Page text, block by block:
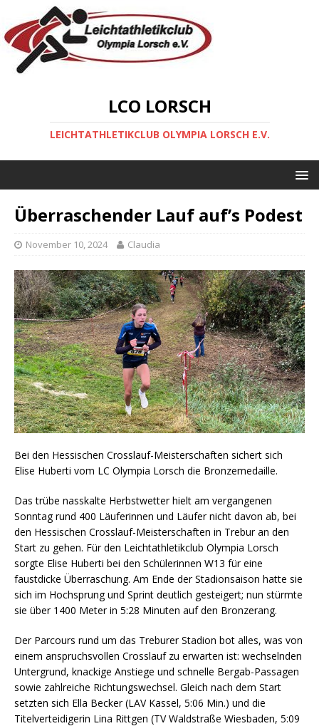
LCO LORSCH
LEICHTATHLETIKCLUB OLYMPIA LORSCH E.V.
Überraschender Lauf auf’s Podest
November 10, 2024 Claudia
Bei den Hessischen Crosslauf-Meisterschaften sichert sich
Elise Huberti vom LC Olympia Lorsch die Bronzemedaille.
Das trübe nasskalte Herbstwetter hielt am vergangenen
Sonntag rund 400 Läuferinnen und Läufer nicht davon ab, bei
den Hessischen Crosslauf-Meisterschaften in Trebur an den
Start zu gehen. Für den Leichtathletikclub Olympia Lorsch
sorgte Elise Huberti bei den Schülerinnen W13 für eine
faustdicke Überraschung. Am Ende der Stadionsaison hatte sie
sich im Hochsprung und Sprint deutlich gesteigert; nun stürmte
sie über 1400 Meter in 5:28 Minuten auf den Bronzerang.
Der Parcours rund um das Treburer Stadion bot alles, was von
einem anspruchsvollen Crosslauf zu erwarten ist: wechselnden
Untergrund, knackige Anstiege und schnelle Bergab-Passagen
sowie zahlreiche Richtungswechsel. Gleich nach dem Start
setzten sich Ella Becker (LAV Kassel, 5:06 Min.) und die
Titelverteidigerin Lina Rittgen (TV Waldstraße Wiesbaden, 5:09